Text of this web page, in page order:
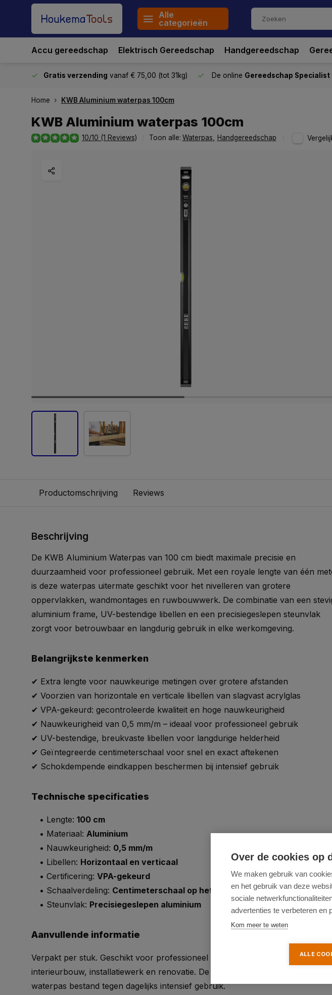
Alle
categorieën
Accu gereedschap Elektrisch Gereedschap Handgereedschap
Gratis verzending vanaf € 75,00 (tot 31kg) De online Gereedschap Specialist
Home KWB Aluminium waterpas 100cm
KWB Aluminium waterpas 100cm
10/10 (1 Reviews) Toon alle: Waterpas Handgereedschap
Productomschrijving Reviews
Beschrijving
De KWB Aluminium Waterpas van 100 cm biedt maximale precisie en
duurzaamheid voor professioneel gebruik. Met een royale lengte van één
is deze waterpas uitermate geschikt voor het nivelleren van grotere
oppervlakken, wandmontages en ruwbouwwerk. De combinatie van een
aluminium frame, UV-bestendige libellen en een precisiegeslepen steunvlak
zorgt voor betrouwbaar en langdurig gebruik in elke werkomgeving.
Belangrijkste kenmerken
✔ Extra lengte voor nauwkeurige metingen over grotere afstanden
✔ Voorzien van horizontale en verticale libellen van slagvast acrylglas
✔ VPA-gekeurd: gecontroleerde kwaliteit en hoge nauwkeurigheid
✔ Nauwkeurigheid van 0,5 mm/m – ideaal voor professioneel gebruik
✔ UV-bestendige, breukvaste libellen voor langdurige helderheid
✔ Geïntegreerde centimeterschaal voor snel en exact aftekenen
✔ Schokdempende eindkappen beschermen bij intensief gebruik
Technische specificaties
• Lengte: 100 cm
• Materiaal: Aluminium
• Nauwkeurigheid: 0,5 mm/m
• Libellen: Horizontaal en verticaal
• Certificering: VPA-gekeurd
• Schaalverdeling: Centimeterschaal op het
profiel
• Steunvlak: Precisiegeslepen aluminium
Aanvullende informatie
Verpakt per stuk. Geschikt voor professioneel
interieurbouw, installatiewerk en renovatie. De
waterpas bestand tegen dagelijks intensief gebruik.
Over de cookies op
We maken gebruik van
en het gebruik van deze
sociale
advertenties te verbeteren en
Kom meer te weten
ALLE